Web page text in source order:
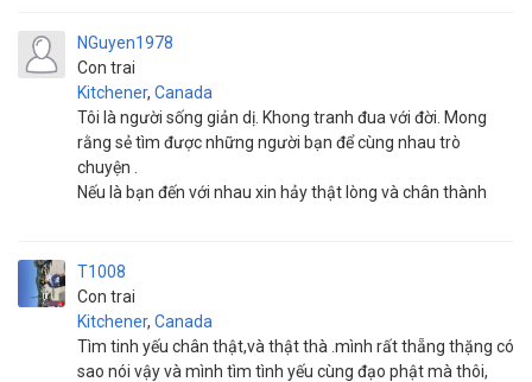
NGuyen1978
Con trai
Kitchener, Canada
Tôi là người sống giản dị. Khong tranh đua với đời. Mong
rằng sẻ tìm được những người bạn để cùng nhau trò
chuyện .
Nếu là bạn đến với nhau xin hảy thật lòng và chân thành
T1008
Con trai
Kitchener, Canada
Tìm tinh yếu chân thật,và thật thà .mình rất thẵng thặng có
sao nói vậy và mình tìm tình yếu cùng đạo phật mà thôi,